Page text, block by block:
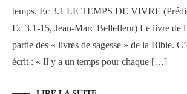
temps. Ec 3.1 LE TEMPS DE VIVRE
Ec 3.1-15, Jean-Marc Bellefleur) Le livre de
partie des « livres de sagesse » de la Bible.
écrit : « Il y a un temps pour chaque […]